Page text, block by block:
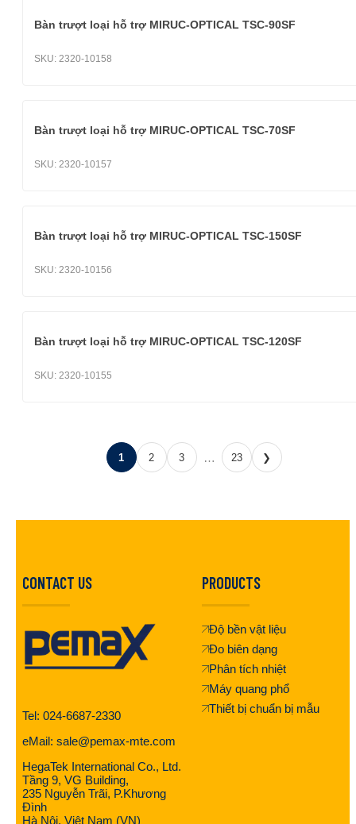
Bàn trượt loại hỗ trợ MIRUC-OPTICAL TSC-90SF
SKU: 2320-10158
Bàn trượt loại hỗ trợ MIRUC-OPTICAL TSC-70SF
SKU: 2320-10157
Bàn trượt loại hỗ trợ MIRUC-OPTICAL TSC-150SF
SKU: 2320-10156
Bàn trượt loại hỗ trợ MIRUC-OPTICAL TSC-120SF
SKU: 2320-10155
1 2 3 … 23 ❯
CONTACT US
Tel: 024-6687-2330
eMail: sale@pemax-mte.com
HegaTek International Co., Ltd.
Tầng 9, VG Building,
235 Nguyễn Trãi, P.Khương
Đình
Hà Nội, Việt Nam (VN)
PRODUCTS
Độ bền vật liệu
Đo biên dạng
Phân tích nhiệt
Máy quang phổ
Thiết bị chuẩn bị mẫu